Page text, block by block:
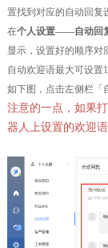
置找到对应的自动回复
在个人设置——自动回
显示，设置好的顺序对
自动欢迎语最大可设置
如下图，点击左侧栏「
注意的一点，如果
器人上设置的欢迎语